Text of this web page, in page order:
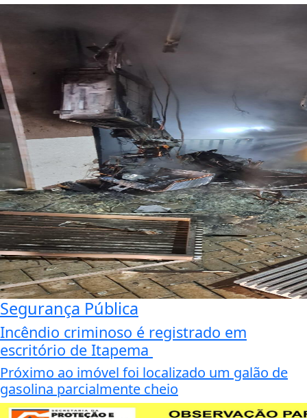
Segurança Pública
Incêndio criminoso é registrado em
escritório de Itapema
Próximo ao imóvel foi localizado um galão de
gasolina parcialmente cheio